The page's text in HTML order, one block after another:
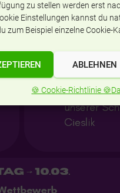
zu stellen werden erst
Einstellungen kannst du
zum Beispiel einzelne Cookie-
ABLEHNEN
🍪 Cookie-Richtlinie 🍪